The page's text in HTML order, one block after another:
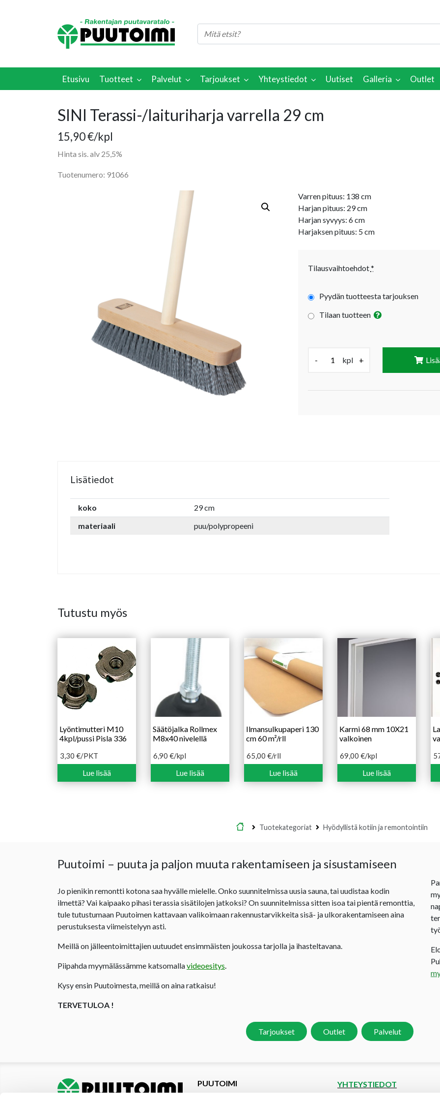
Etusivu Tuotteet Palvelut Tarjoukset Yhteystiedot Uutiset Galleria Outlet
SINI Terassi-/laituriharja varrella 29 cm
15,90€/kpl
Hinta sis. alv 25,5%
Tuotenumero: 91066
Varren pituus: 138 cm
Harjan pituus: 29 cm
Harjan syvyys: 6 cm
Harjaksen pituus: 5 cm
Tilausvaihtoehdot*
Pyydän tuotteesta tarjouksen
Tilaan tuotteen
- kpl +
Lisätiedot
koko
29 cm
materiaali
puu/polypropeeni
Tutustu myös
Lyöntimutteri M10
4kpl/pussi Pisla 336
3,30 €/PKT
Lue lisää
Säätöjalka Rollmex
M8x40 nivelellä
6,90 €/kpl
Lue lisää
Ilmansulkupaperi 130
cm 60 m²/rll
65,00 €/rll
Lue lisää
Karmi 68 mm 10X21
valkoinen
69,00 €/kpl
Lue lisää
Etusivu
Tuotekategoriat Hyödyllistä kotiin ja remontointiin
Puutoimi – puuta ja paljon muuta rakentamiseen ja sisustamiseen
Jo pienikin remontti kotona saa hyvälle mielelle. Onko suunnitelmissa uusia sauna, tai uudistaa kodin
ilmettä? Vai kaipaako pihasi terassia sisätilojen jatkoksi? On suunnitelmissa sitten isoa tai pientä remonttia,
tule tutustumaan Puutoimen kattavaan valikoimaan rakennustarvikkeita sisä- ja ulkorakentamiseen aina
perustuksesta viimeistelyyn asti.
Meillä on jälleentoimittajien uutuudet ensimmäisten joukossa tarjolla ja ihasteltavana.
Piipahda myymälässämme katsomallavideoesitys.
Kysy ensin Puutoimesta, meillä on aina ratkaisu!
TERVETULOA !
Tarjoukset Outlet Palvelut
PUUTOIMI
YHTEYSTIEDOT